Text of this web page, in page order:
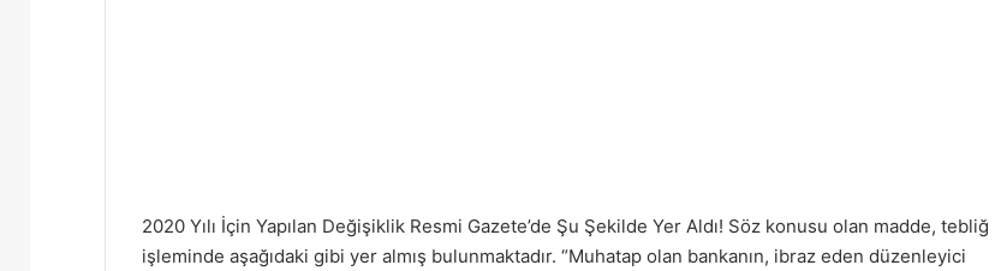
2020 Yılı İçin Yapılan Değişiklik Resmi Gazete’de Şu Şekilde Yer Aldı! Söz konusu olan madde, tebliğ
işleminde aşağıdaki gibi yer almış bulunmaktadır. “Muhatap olan bankanın, ibraz eden düzenleyici